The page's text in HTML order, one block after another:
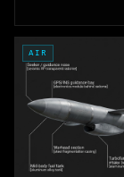
AIR